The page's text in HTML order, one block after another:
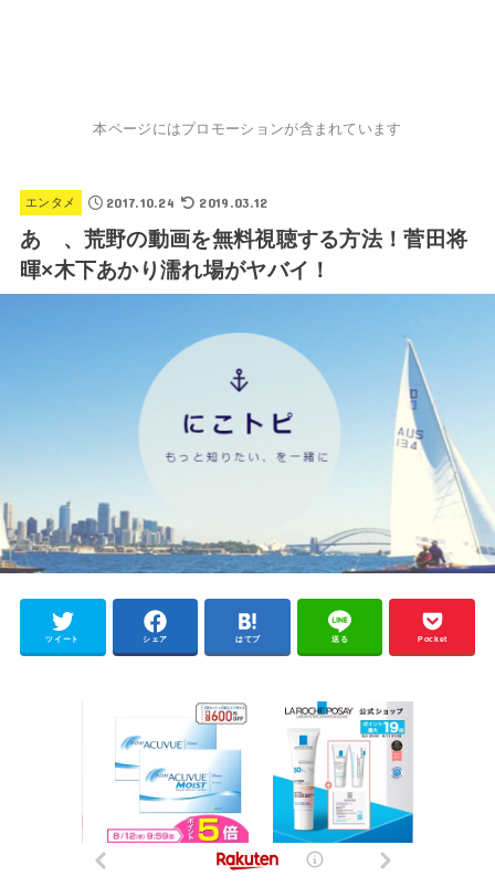
本ページにはプロモーションが含まれています
エンタメ 2017.10.24 2019.03.12
あゝ、荒野の動画を無料視聴する方法！菅田将
暉×木下あかり濡れ場がヤバイ！
ツイート シェア はてブ 送る Pocket